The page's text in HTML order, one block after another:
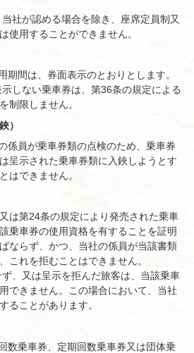
社が認める場合を除き、座席定員制又
使用することができません。
期間は、券面表示のとおりとします。
しない乗車券は、第36条の規定による
制限しません。
）
係員が乗車券類の点検のため、乗車券
呈示された乗車券類に入鋏しようとす
はできません。
は第24条の規定により発売された乗車
乗車券の使用資格を有することを証明
ならず、かつ、当社の係員が当該書類
これを拒むことはできません。
、又は呈示を拒んだ旅客は、当該乗車
できません。この場合において、当社
ることがあります。
数乗車券、定期回数乗車券又は団体乗